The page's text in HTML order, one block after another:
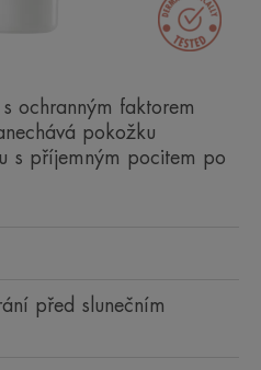
ochranným faktorem
pokožku
s příjemným pocitem po
před slunečním